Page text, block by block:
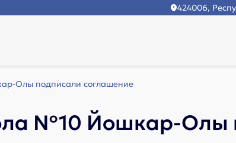
424006,
Олы подписали соглашение
№10 Йошкар-Олы